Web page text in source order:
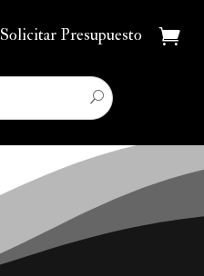
Solicitar Presupuesto